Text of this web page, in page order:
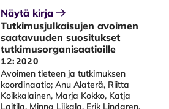
Näytä kirja
Tutkimusjulkaisujen avoimen
saatavuuden suositukset
tutkimusorganisaatioille
12:2020
Avoimen tieteen ja tutkimuksen
koordinaatio; Anu Alaterä, Riitta
Koikkalainen, Marja Kokko, Katja
Laitila, Minna Liikala, Erik Lindgren,